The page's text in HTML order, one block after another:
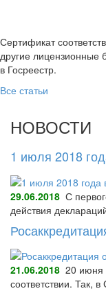
Сертификат
другие лицензионные
в Госреестр.
Все статьи
НОВОСТИ
1 июля 2018
29.06.2018 С
действия
21.06.2018 20 июня
соответствии. Так,